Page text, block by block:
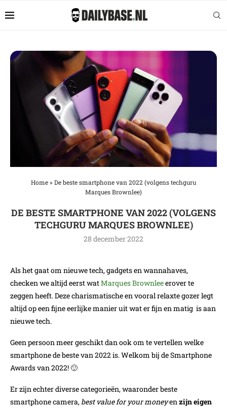
Home» De beste smartphone van 2022 (volgens techguru
Marques Brownlee)
DE BESTE SMARTPHONE VAN 2022 (VOLGENS
TECHGURU MARQUES BROWNLEE)
28 december 2022
Als het gaat om nieuwe tech, gadgets en wannahaves,
checken we altijd eerst watMarques Brownleeerover te
zeggen heeft. Deze charismatische en vooral relaxte gozer legt
altijd op een fijne eerlijke manier uit wat er fijn en matig is aan
nieuwe tech.
Geen persoon meer geschikt dan ook om te vertellen welke
smartphone de beste van 2022 is. Welkom bij de Smartphone
Awards van 2022! 🙂
Er zijn echter diverse categorieën, waaronder beste
smartphone camera, best value for your moneyenzijn eigen